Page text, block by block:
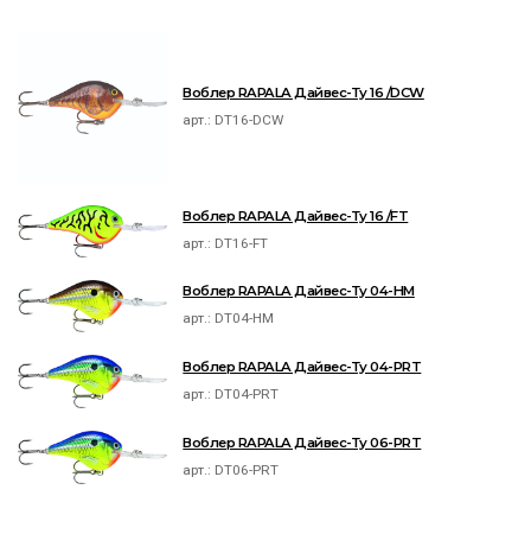
Воблер RAPALA Дайвес-Ту 16 /DCW
арт.: DT16-DCW
Воблер RAPALA Дайвес-Ту 16 /FT
арт.: DT16-FT
Воблер RAPALA Дайвес-Ту 04-HM
арт.: DT04-HM
Воблер RAPALA Дайвес-Ту 04-PRT
арт.: DT04-PRT
Воблер RAPALA Дайвес-Ту 06-PRT
арт.: DT06-PRT